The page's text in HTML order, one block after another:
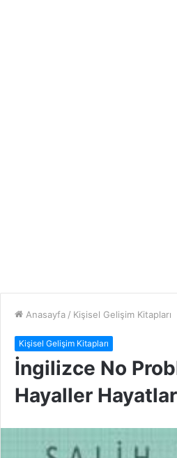
Anasayfa / Kişisel Gelişim Kitapları
Kişisel Gelişim Kitapları
İngilizce No
Hayaller